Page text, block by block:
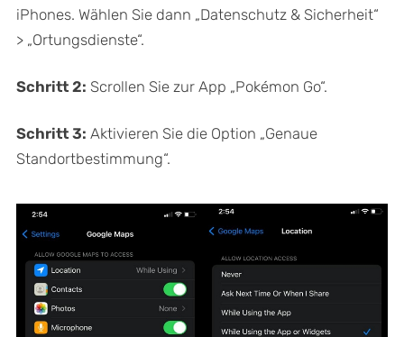
iPhones. Wählen Sie dann „Datenschutz & Sicherheit“
> „Ortungsdienste“.
Schritt 2: Scrollen Sie zur App „Pokémon Go“.
Schritt 3: Aktivieren Sie die Option „Genaue
Standortbestimmung“.